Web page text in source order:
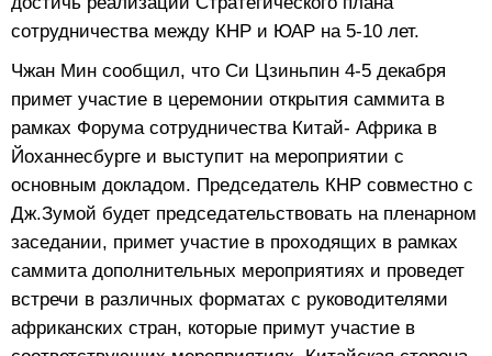
сотрудничества между КНР и ЮАР на 5-10 лет.
Чжан Мин сообщил, что Си Цзиньпин 4-5 декабря
примет участие в церемонии открытия саммита в
рамках Форума сотрудничества Китай- Африка в
Йоханнесбурге и выступит на мероприятии с
основным докладом. Председатель КНР совместно с
Дж.Зумой будет председательствовать на пленарном
заседании, примет участие в проходящих в рамках
саммита дополнительных мероприятиях и проведет
встречи в различных форматах с руководителями
африканских стран, которые примут участие в